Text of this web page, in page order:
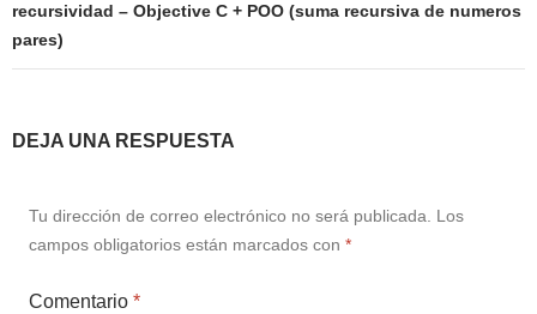
recursividad – Objective C + POO (suma recursiva de numeros
pares)
DEJA UNA RESPUESTA
Tu dirección de correo electrónico no será publicada. Los
campos obligatorios están marcados con *
Comentario *